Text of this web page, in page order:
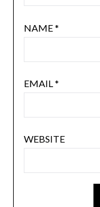
NAME*
EMAIL*
WEBSITE